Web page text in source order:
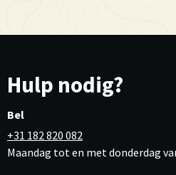
Hulp nodig?
Bel
+31 182 820 082
Maandag tot en met donderdag